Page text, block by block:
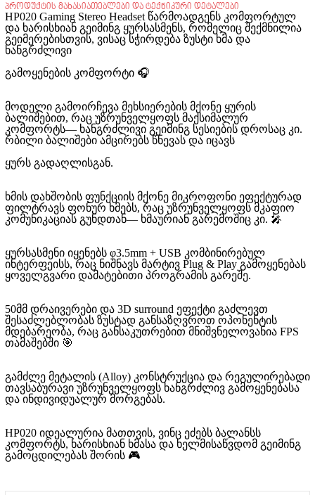
პროდუქტის მახასიათებლები და ტექნიკური დეტალები
HP020 Gaming Stereo Headsetწარმოადგენს კომფორტულ
და ხარისხიან გეიმინგ ყურსასმენს, რომელიც შექმნილია
გეიმერებისთვის, ვისაც სჭირდება ზუსტი ხმა და
ხანგრძლივი
გამოყენების კომფორტი 🎧
მოდელი გამოირჩევა მეხსიერების მქონე ყურის
ბალიშებით, რაც უზრუნველყოფს მაქსიმალურ
კომფორტს— ხანგრძლივი გეიმინგ სესიების დროსაც კი.
რბილი ბალიშები ამცირებს წნევას და იცავს
ყურს გადაღლისგან.
ხმის დახშობის ფუნქციის მქონე მიკროფონიეფექტურად
ფილტრავს ფონურ ხმებს, რაც უზრუნველყოფს მკაფიო
კომუნიკაციას გუნდთან— ხმაურიან გარემოშიც კი. 🎤
ყურსასმენი იყენებს φ3.5mm + USB კომბინირებულ
ინტერფეისს, რაც ნიშნავს მარტივ Plug & Play გამოყენებას
ყოველგვარი დამატებითი პროგრამის გარეშე.
50მმ დრაივერები და 3D surround ეფექტიგაძლევთ
შესაძლებლობას ზუსტად განსაზღვროთ ოპონენტის
მდებარეობა, რაც განსაკუთრებით მნიშვნელოვანია FPS
თამაშებში 🎯
გამძლე მეტალის (Alloy) კონსტრუქცია და რეგულირებადი
თავსაბურავი უზრუნველყოფს ხანგრძლივ გამოყენებასა
და ინდივიდუალურ მორგებას.
HP020 იდეალურია მათთვის, ვინც ეძებს ბალანსს
კომფორტს, ხარისხიან ხმასა და ხელმისაწვდომ გეიმინგ
გამოცდილებას შორის 🎮